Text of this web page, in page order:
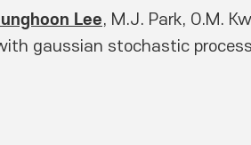
Lee, M.J. Park, O.M.
gaussian stochastic